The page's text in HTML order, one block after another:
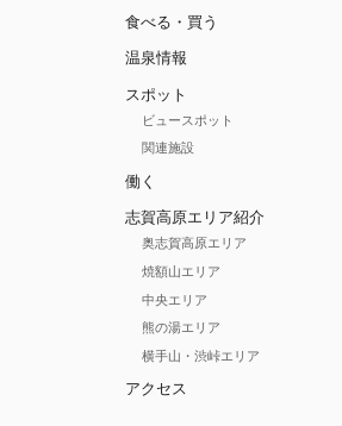
食べる・買う
温泉情報
スポット
ビュースポット
関連施設
働く
志賀高原エリア紹介
奥志賀高原エリア
焼額山エリア
中央エリア
熊の湯エリア
横手山・渋峠エリア
アクセス